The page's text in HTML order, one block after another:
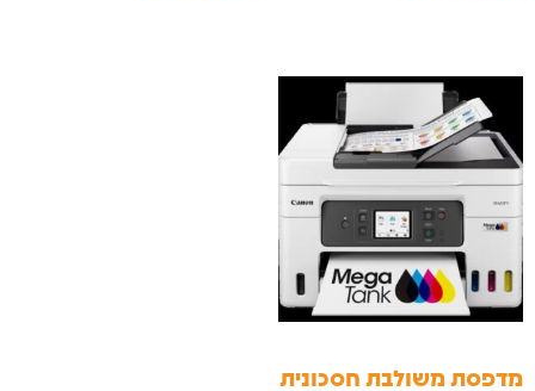
מדפסת משולבת חסכונית